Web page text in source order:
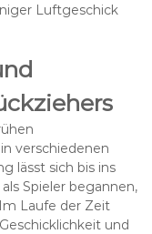
Luftgeschick
verschiedenen
lässt sich bis ins
Spieler begannen,
Laufe der Zeit
und